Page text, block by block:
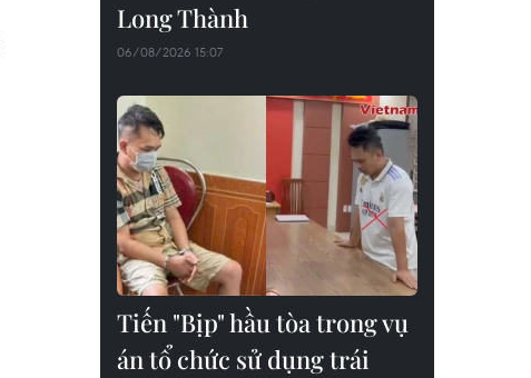
Long Thành
06/08/2026 15:07
Tiến "Bịp" hầu tòa trong vụ
án tổ chức sử dụng trái